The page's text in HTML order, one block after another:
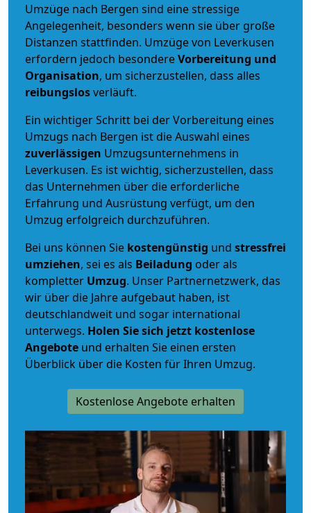
Umzüge nach Bergen sind eine stressige
Angelegenheit, besonders wenn sie über große
Distanzen stattfinden. Umzüge von Leverkusen
erfordern jedoch besondereVorbereitung und
Organisation, um sicherzustellen, dass alles
reibungslosverläuft.
Ein wichtiger Schritt bei der Vorbereitung eines
Umzugs nach Bergen ist die Auswahl eines
zuverlässigen Umzugsunternehmens in
Leverkusen. Es ist wichtig, sicherzustellen, dass
das Unternehmen über die erforderliche
Erfahrung und Ausrüstung verfügt, um den
Umzug erfolgreich durchzuführen.
Bei uns können Sie kostengünstig und stressfrei
umziehen, sei es als Beiladung oder als
kompletter Umzug. Unser Partnernetzwerk, das
wir über die Jahre aufgebaut haben, ist
deutschlandweit und sogar international
unterwegs. Holen Sie sich jetzt kostenlose
Angebote und erhalten Sie einen ersten
Überblick über die Kosten für Ihren Umzug.
Kostenlose Angebote erhalten